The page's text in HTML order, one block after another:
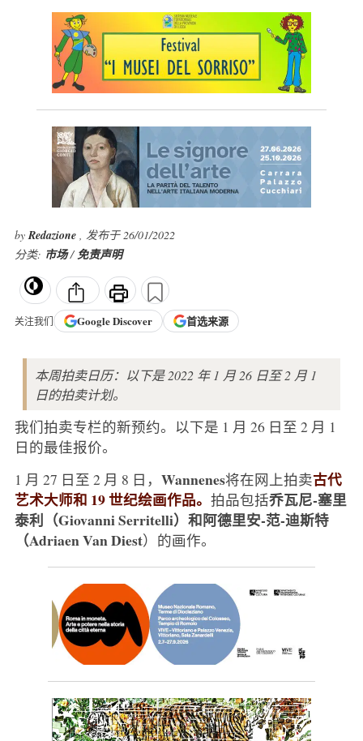
byRedazione , 发布于 26/01/2022
分类: 市场/免责声明
关注我们 GoogleDiscover 首选来源
本周拍卖日历：以下是 2022 年 1 月 26 日至 2 月 1
日的拍卖计划。
我们拍卖专栏的新预约。以下是 1 月 26 日至 2 月 1
日的最佳报价。
1 月 27 日至 2 月 8 日， Wannenes将在网上拍卖古代
艺术大师和 19 世纪绘画作品。 拍品包括乔瓦尼-塞里
泰利（Giovanni Serritelli）和阿德里安-范-迪斯特
（Adriaen Van Diest）的画作。